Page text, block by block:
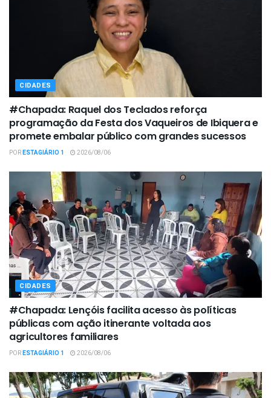
CIDADES
#Chapada: Raquel dos Teclados reforça
programação da Festa dos Vaqueiros de Ibiquera e
promete embalar público com grandes sucessos
PORESTAGIÁRIO 1 2026/08/06
CIDADES
#Chapada: Lençóis facilita acesso às políticas
públicas com ação itinerante voltada aos
agricultores familiares
PORESTAGIÁRIO 1 2026/08/06